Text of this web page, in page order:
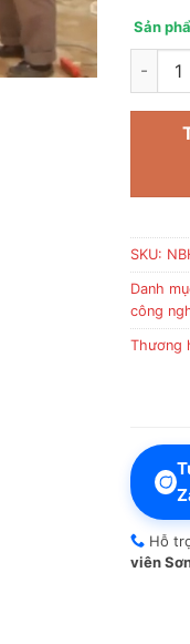
Sản
Máy
SKU:
Danh
công
Thương
Hỗ
viên